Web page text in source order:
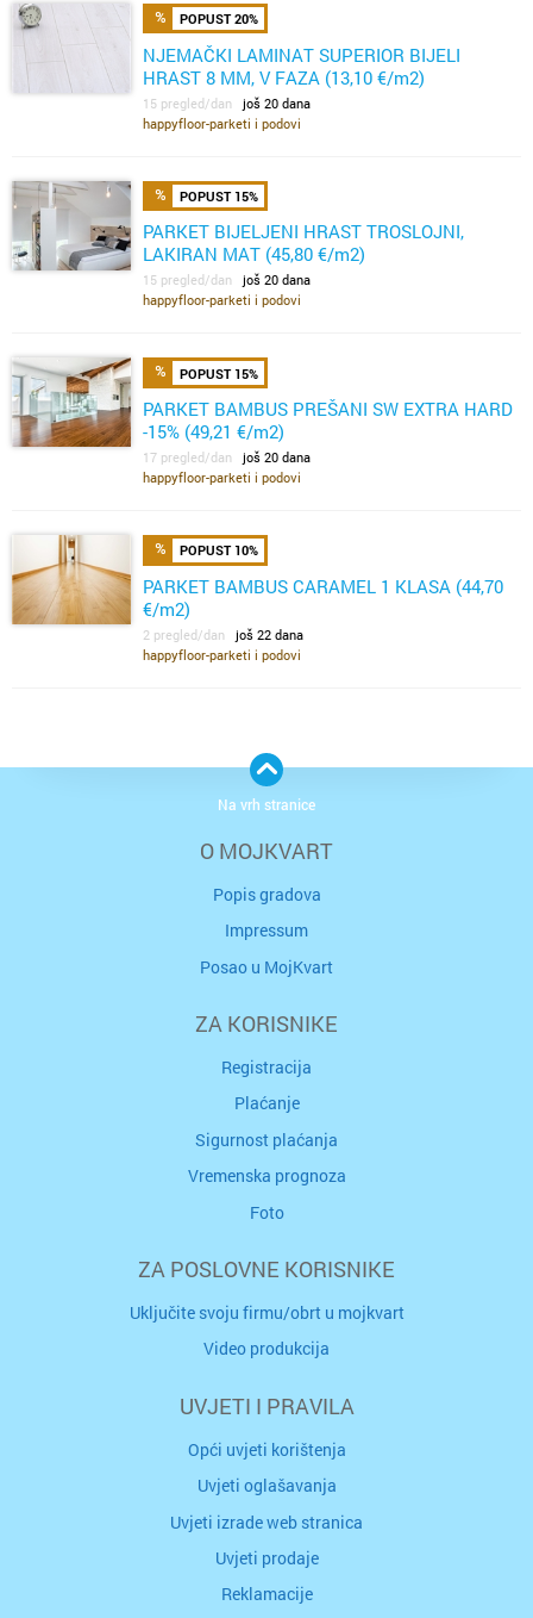
POPUST 20%
NJEMAČKI LAMINAT SUPERIOR BIJELI
HRAST 8 MM, V FAZA (13,10 €/m2)
15 pregled/dan još 20 dana
happyfloor-parketi i podovi
POPUST 15%
PARKET BIJELJENI HRAST TROSLOJNI,
LAKIRAN MAT (45,80 €/m2)
15 pregled/dan još 20 dana
happyfloor-parketi i podovi
POPUST 15%
PARKET BAMBUS PREŠANI SW EXTRA HARD
-15% (49,21 €/m2)
17 pregled/dan još 20 dana
happyfloor-parketi i podovi
POPUST 10%
PARKET BAMBUS CARAMEL 1 KLASA (44,70
€/m2)
2 pregled/dan još 22 dana
happyfloor-parketi i podovi
O MOJKVART
Popis gradova
Impressum
Posao u MojKvart
ZA KORISNIKE
Registracija
Plaćanje
Sigurnost plaćanja
Vremenska prognoza
Foto
ZA POSLOVNE KORISNIKE
Uključite svoju firmu/obrt u mojkvart
Video produkcija
UVJETI I PRAVILA
Opći uvjeti korištenja
Uvjeti oglašavanja
Uvjeti izrade web stranica
Uvjeti prodaje
Reklamacije
Na vrh stranice